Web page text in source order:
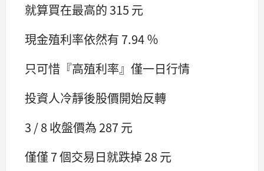
就算買在最高的 315 元
現金殖利率依然有 7.94 ％
只可惜『高殖利率』僅一日行情
投資人冷靜後股價開始反轉
3 / 8 收盤價為 287 元
僅僅 7 個交易日就跌掉 28 元